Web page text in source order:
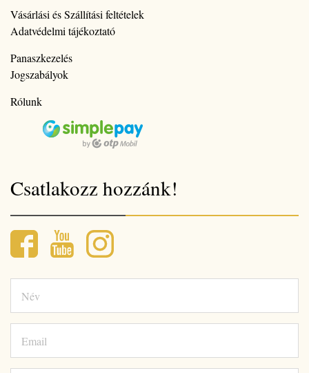
Vásárlási és Szállítási feltételek
Adatvédelmi tájékoztató
Panaszkezelés
Jogszabályok
Rólunk
Csatlakozz hozzánk!